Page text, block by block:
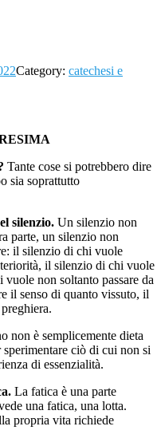
Category: catechesi e
Tante cose si potrebbero dire
sia soprattutto
silenzio. Un silenzio non
parte, un silenzio non
il silenzio di chi vuole
il silenzio di chi vuole
non soltanto passare da
il senso di quanto vissuto, il
non è semplicemente dieta
ciò di cui non si
di essenzialità.
La fatica è una parte
una fatica, una lotta.
propria vita richiede